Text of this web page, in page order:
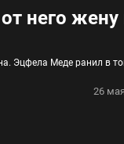
него жену
Эцфела Меде ранил в
26